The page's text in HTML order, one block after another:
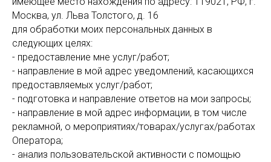
Москва, ул. Льва Толстого, д. 16
для обработки моих персональных данных в
следующих целях:
- предоставление мне услуг/работ;
- направление в мой адрес уведомлений, касающихся
предоставляемых услуг/работ;
- подготовка и направление ответов на мои запросы;
- направление в мой адрес информации, в том числе
рекламной, о мероприятиях/товарах/услугах/работах
Оператора;
- анализ пользовательской активности с помощью